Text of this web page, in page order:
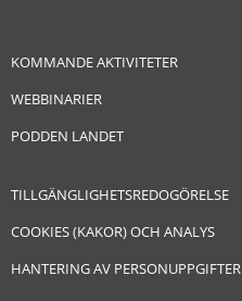
KOMMANDE AKTIVITETER
WEBBINARIER
PODDEN LANDET
TILLGÄNGLIGHETSREDOGÖRELSE
COOKIES (KAKOR) OCH ANALYS
HANTERING AV PERSONUPPGIFTER